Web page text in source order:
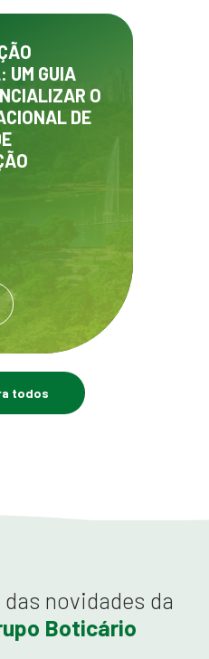
UM GUIA
O
DE
todos
novidades da
Boticário